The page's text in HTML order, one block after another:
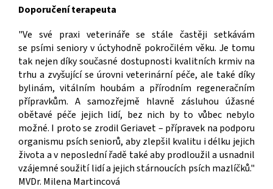
Doporučení terapeuta
"Ve své praxi veterináře se stále častěji setkávám
se psími seniory v úctyhodně pokročilém věku. Je tomu
tak nejen díky současné dostupnosti kvalitních krmiv na
trhu a zvyšující se úrovni veterinární péče, ale také díky
bylinám, vitálním houbám a přírodním regeneračním
přípravkům. A samozřejmě hlavně zásluhou úžasné
obětavé péče jejich lidí, bez nich by to vůbec nebylo
možné. I proto se zrodil Geriavet – přípravek na podporu
organismu psích seniorů, aby zlepšil kvalitu i délku jejich
života a v neposlední řadě také aby prodloužil a usnadnil
vzájemné soužití lidí a jejich stárnoucích psích mazlíčků."
MVDr. Milena Martincová